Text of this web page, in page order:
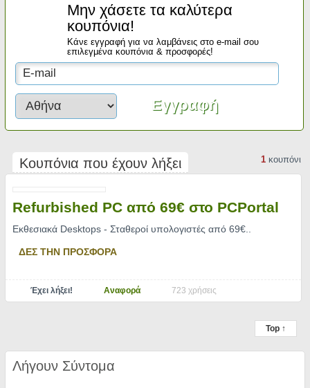
Μην χάσετε τα καλύτερα
κουπόνια!
Κάνε εγγραφή για να λαμβάνεις στο e-mail σου
επιλεγμένα κουπόνια & προσφορές!
Κουπόνια που έχουν λήξει 1κουπόνι
Refurbished PC από 69€ στο PCPortal
Εκθεσιακά Desktops - Σταθεροί υπολογιστές από 69€..
ΔΕΣ ΤΗΝ ΠΡΟΣΦΟΡΑ
Έχει λήξει! Αναφορά 723 χρήσεις
Top ↑
Λήγουν Σύντομα